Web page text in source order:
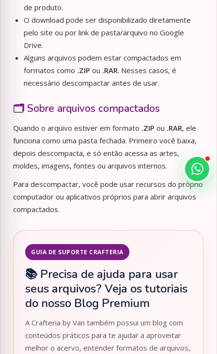
de produto.
O download pode ser disponibilizado diretamente
pelo site ou por link de pasta/arquivo no Google
Drive.
Alguns arquivos podem estar compactados em
formatos como .ZIP ou .RAR. Nesses casos, é
necessário descompactar antes de usar.
🗂️ Sobre arquivos compactados
Quando o arquivo estiver em formato .ZIP ou .RAR, ele
funciona como uma pasta fechada. Primeiro você baixa,
depois descompacta, e só então acessa as artes,
moldes, imagens, fontes ou arquivos internos.
Para descompactar, você pode usar recursos do próprio
computador ou aplicativos próprios para abrir arquivos
compactados.
GUIA DE SUPORTE CRAFTERIA
📚 Precisa de ajuda para usar
seus arquivos? Veja os tutoriais
do nosso Blog Premium
A Crafteria by Van também possui um blog com
conteúdos práticos para te ajudar a aproveitar
melhor o acervo, entender formatos de arquivos,